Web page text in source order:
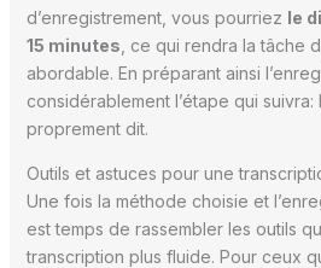
d’enregistrement, vous pourriez le
15 minutes , ce qui rendra la tâche
abordable. En préparant ainsi
considérablement l’étape qui suivra:
proprement dit.
Outils et astuces pour une
Une fois la méthode choisie et
est temps de rassembler les outils
transcription plus fluide. Pour ceux